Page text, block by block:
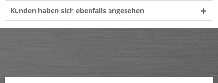
Kunden haben sich ebenfalls angesehen